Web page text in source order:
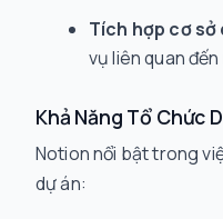
Tích hợp cơ sở
vụ liên quan đến
Khả Năng Tổ Chức
Notion nổi bật trong
dự án: